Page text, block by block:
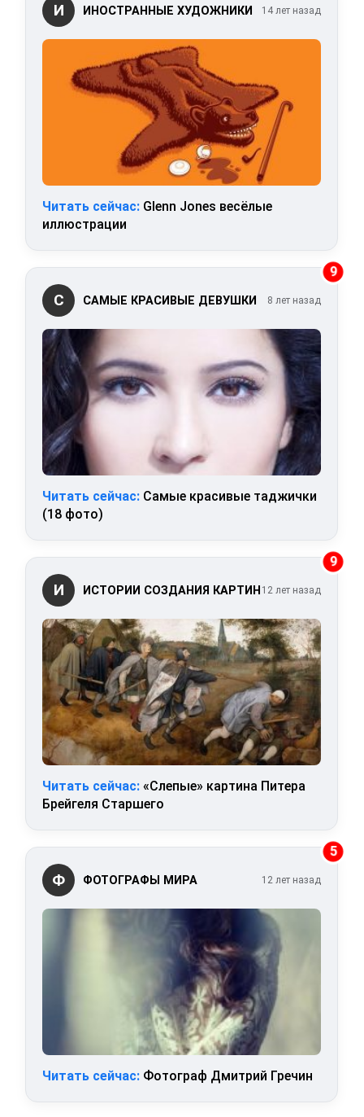
И ИНОСТРАННЫЕ ХУДОЖНИКИ 14 лет назад
Читать сейчас: Glenn Jones весёлые
иллюстрации
9
С САМЫЕ КРАСИВЫЕ ДЕВУШКИ 8 лет назад
Читать сейчас: Самые красивые таджички
(18 фото)
9
И ИСТОРИИ СОЗДАНИЯ КАРТИН 12 лет назад
Читать сейчас: «Слепые» картина Питера
Брейгеля Старшего
5
Ф ФОТОГРАФЫ МИРА 12 лет назад
Читать сейчас: Фотограф Дмитрий Гречин